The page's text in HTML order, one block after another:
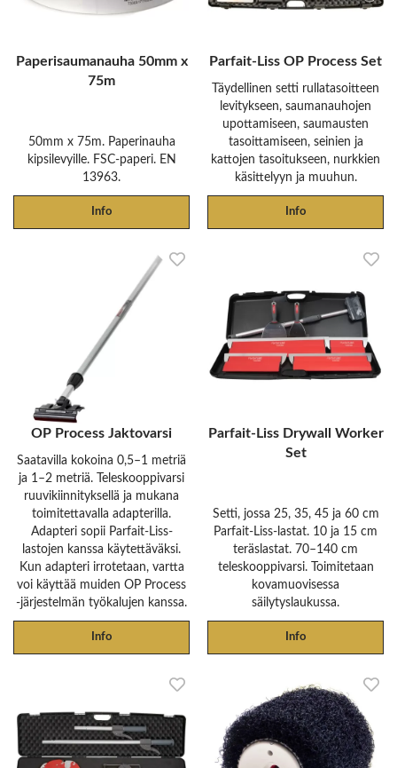
Paperisaumanauha 50mm x
75m
50mm x 75m. Paperinauha
kipsilevyille. FSC-paperi. EN
13963.
Info
Parfait-Liss OP Process Set
Täydellinen setti rullatasoitteen
levitykseen, saumanauhojen
upottamiseen, saumausten
tasoittamiseen, seinien ja
kattojen tasoitukseen, nurkkien
käsittelyyn ja muuhun.
Info
OP Process Jaktovarsi
Saatavilla kokoina 0,5–1 metriä
ja 1–2 metriä. Teleskooppivarsi
ruuvikiinnityksellä ja mukana
toimitettavalla adapterilla.
Adapteri sopii Parfait-Liss-
lastojen kanssa käytettäväksi.
Kun adapteri irrotetaan, vartta
voi käyttää muiden OP Process
-järjestelmän työkalujen kanssa.
Info
Parfait-Liss Drywall Worker
Set
Setti, jossa 25, 35, 45 ja 60 cm
Parfait-Liss-lastat. 10 ja 15 cm
teräslastat. 70–140 cm
teleskooppivarsi. Toimitetaan
kovamuovisessa
säilytyslaukussa.
Info